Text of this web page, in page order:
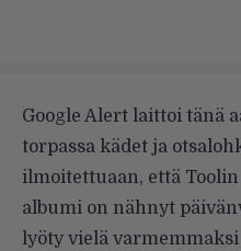
Google Alert laittoi tänä
torpassa kädet ja
ilmoitettuaan, että Toolin
albumi on nähnyt
lyöty vielä